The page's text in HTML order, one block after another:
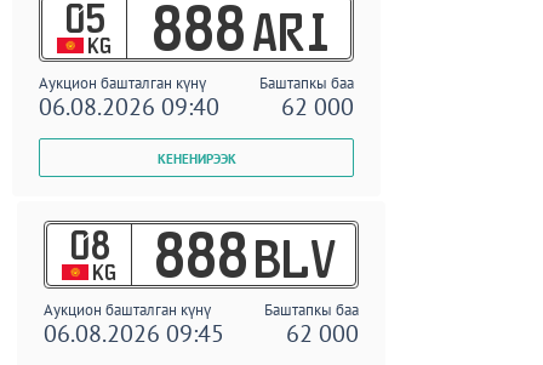
05
KG 888 ARI
Аукцион башталган күнү Баштапкы баа
06.08.2026 09:40 62 000
08
KG 888 BLV
Аукцион башталган күнү Баштапкы баа
06.08.2026 09:45 62 000